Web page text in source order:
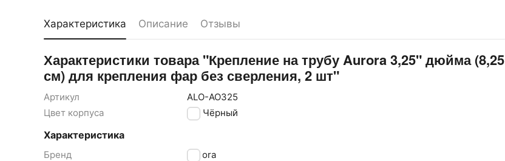
Характеристика Описание Отзывы
Характеристики товара "Крепление на трубу Aurora 3,25" дюйма (8,25
см) для крепления фар без сверления, 2 шт"
Артикул
ALO-AO325
Цвет корпуса
Чёрный
Характеристика
Бренд
Aurora